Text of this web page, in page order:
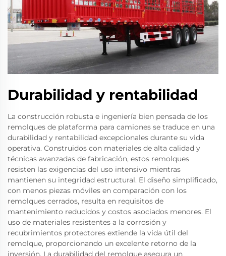
Durabilidad y rentabilidad
La construcción robusta e ingeniería bien pensada de los
remolques de plataforma para camiones se traduce en una
durabilidad y rentabilidad excepcionales durante su vida
operativa. Construidos con materiales de alta calidad y
técnicas avanzadas de fabricación, estos remolques
resisten las exigencias del uso intensivo mientras
mantienen su integridad estructural. El diseño simplificado,
con menos piezas móviles en comparación con los
remolques cerrados, resulta en requisitos de
mantenimiento reducidos y costos asociados menores. El
uso de materiales resistentes a la corrosión y
recubrimientos protectores extiende la vida útil del
remolque, proporcionando un excelente retorno de la
inversión. La durabilidad del remolque asegura un